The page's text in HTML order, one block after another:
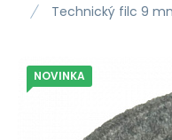
Technický filc 9
NOVINKA